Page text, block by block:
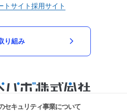
トサイト採用サイト
り組み
セキュリティ事業について